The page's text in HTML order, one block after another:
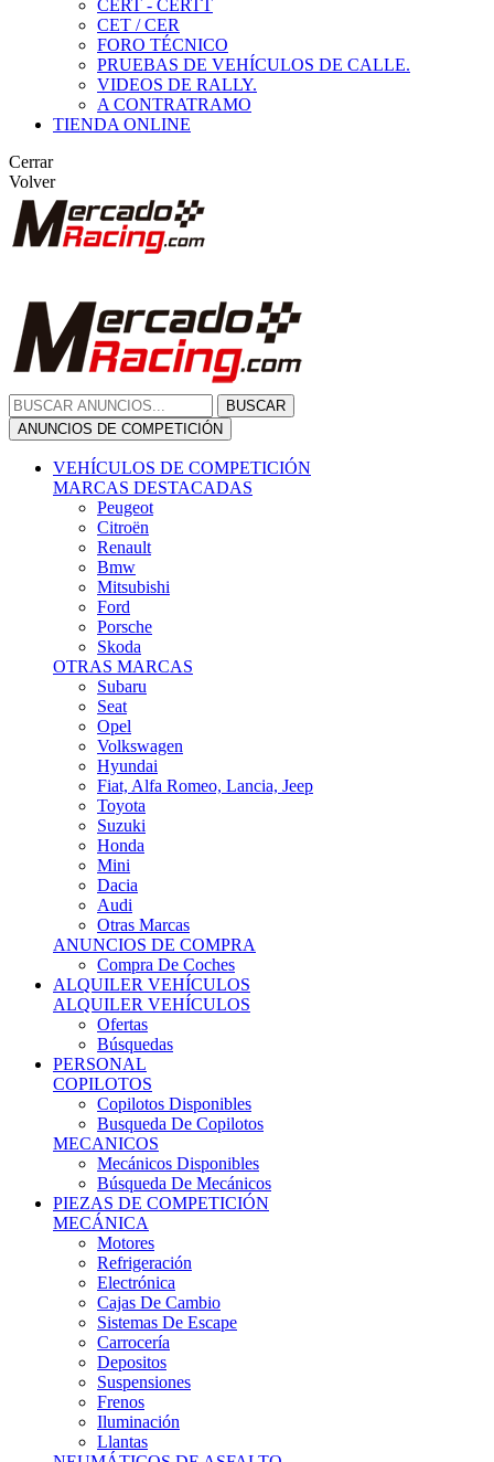
CERT - CERTT
CET / CER
FORO TÉCNICO
PRUEBAS DE VEHÍCULOS DE CALLE.
VIDEOS DE RALLY.
A CONTRATRAMO
TIENDA ONLINE
Cerrar
Volver
BUSCAR
ANUNCIOS DE COMPETICIÓN
VEHÍCULOS DE COMPETICIÓN
MARCAS DESTACADAS
Peugeot
Citroën
Renault
Bmw
Mitsubishi
Ford
Porsche
Skoda
OTRAS MARCAS
Subaru
Seat
Opel
Volkswagen
Hyundai
Fiat, Alfa Romeo, Lancia, Jeep
Toyota
Suzuki
Honda
Mini
Dacia
Audi
Otras Marcas
ANUNCIOS DE COMPRA
Compra De Coches
ALQUILER VEHÍCULOS
ALQUILER VEHÍCULOS
Ofertas
Búsquedas
PERSONAL
COPILOTOS
Copilotos Disponibles
Busqueda De Copilotos
MECANICOS
Mecánicos Disponibles
Búsqueda De Mecánicos
PIEZAS DE COMPETICIÓN
MECÁNICA
Motores
Refrigeración
Electrónica
Cajas De Cambio
Sistemas De Escape
Carrocería
Depositos
Suspensiones
Frenos
Iluminación
Llantas
NEUMÁTICOS DE ASFALTO
Asfalto 13 O Menos